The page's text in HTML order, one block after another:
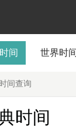
间 世界时间
间查询
时间